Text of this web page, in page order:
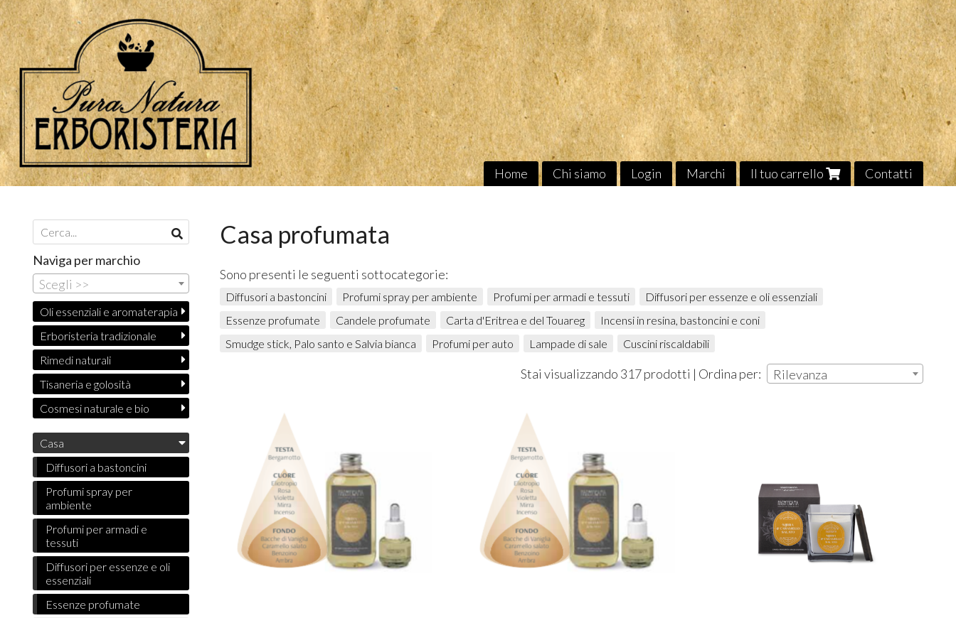
Home Chi siamo Login Marchi Il tuo carrello Contatti
Casa profumata
Sono presenti le seguenti sottocategorie:
Diffusori a bastoncini Profumi spray per ambiente Profumi per armadi e tessuti
Diffusori per essenze e oli essenziali
Essenze profumate
Candele profumate Carta d'Eritrea e del Touareg
Incensi in resina, bastoncini e coni
Smudge stick, Palo santo e Salvia bianca
Profumi per auto Lampade di sale Cuscini riscaldabili
Stai visualizzando 317 prodotti | Ordina per: Rilevanza
Naviga per marchio
Scegli >>
Oli essenziali e aromaterapia
Erboristeria tradizionale
Rimedi naturali
Tisaneria e golosità
Cosmesi naturale e bio
Casa
Diffusori a bastoncini
Profumi spray per
ambiente
Profumi per armadi e
tessuti
Diffusori per essenze e oli
essenziali
Essenze profumate